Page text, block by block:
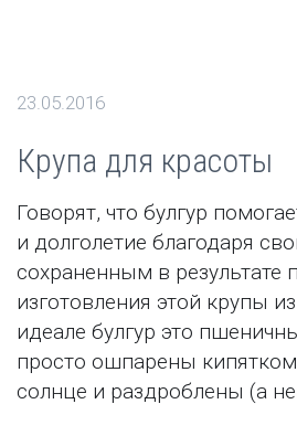
23.05.2016
Крупа для красоты
Говорят, что булгур
и долголетие благодаря
сохраненным в результате
изготовления этой крупы
идеале булгур это
просто ошпарены
солнце и раздроблены (а